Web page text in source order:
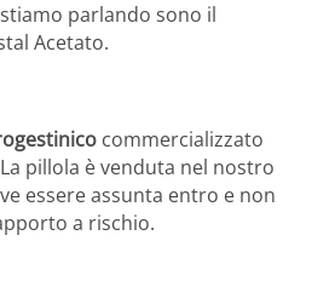
parlando sono il
Acetato.
commercializzato
pillola è venduta nel nostro
essere assunta entro e non
a rischio.